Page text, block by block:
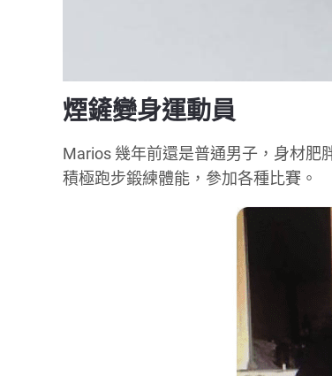
煙鏟變身運動員
Marios 幾年前還是普通男子，身材肥
積極跑步鍛練體能，參加各種比賽。